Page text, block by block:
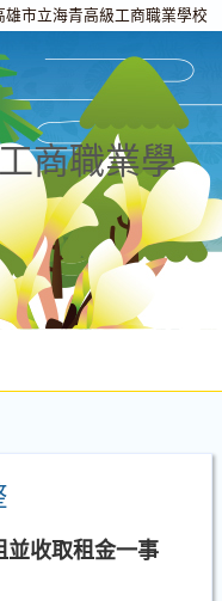
雄市立海青高級工商職業學校
商職業學
並收取租金一事